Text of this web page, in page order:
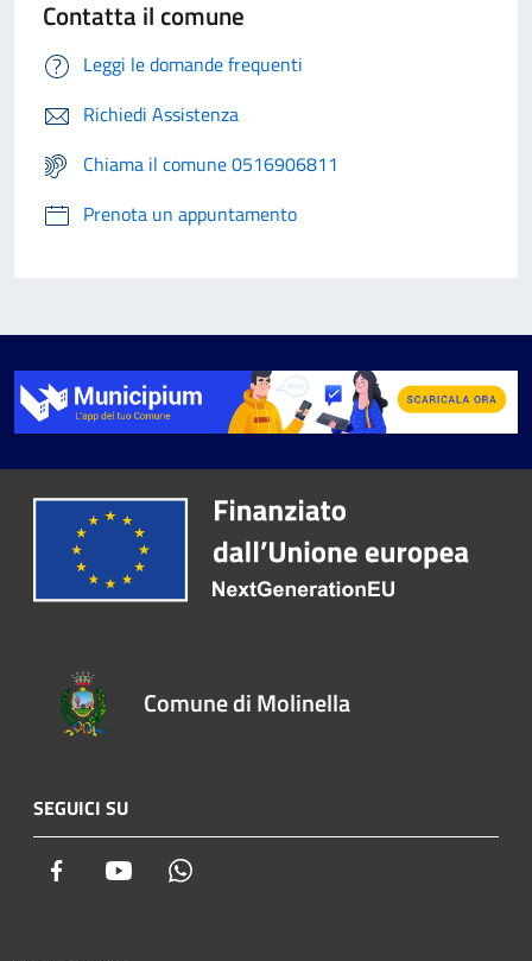
Contatta il comune
Leggi le domande frequenti
Richiedi Assistenza
Chiama il comune 0516906811
Prenota un appuntamento
Comune di Molinella
SEGUICI SU
Facebook Youtube